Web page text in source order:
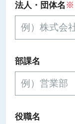
法人・団体名 ※
部課名
役職名